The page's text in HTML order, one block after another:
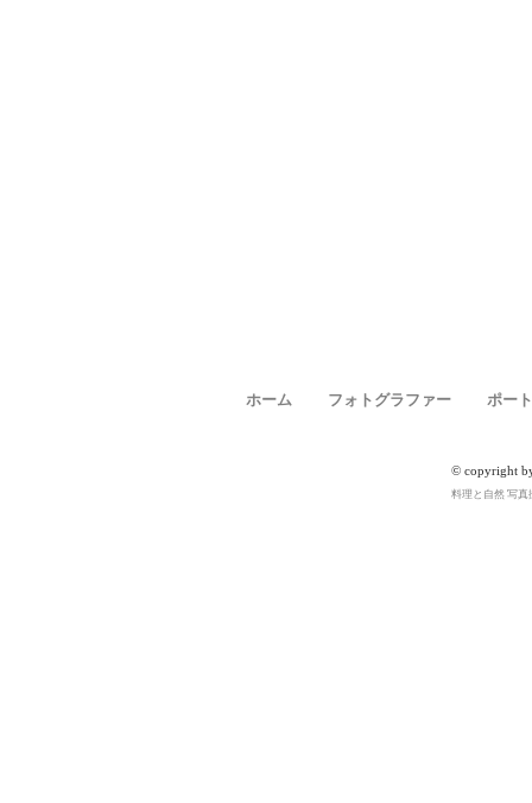
ホーム フォトグラファー ポー
© copyright
料理と自然 写真